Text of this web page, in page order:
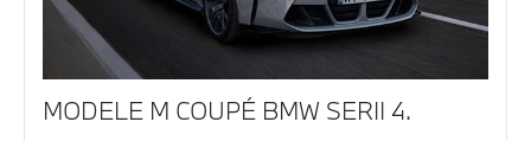
MODELE M COUPÉ BMW SERII 4.